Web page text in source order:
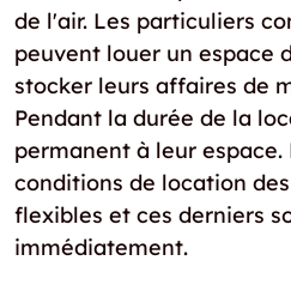
de l'air. Les particuliers
peuvent louer un espace
stocker leurs affaires de
Pendant la durée de la
permanent à leur
conditions de location
flexibles et ces derniers
immédiatement.